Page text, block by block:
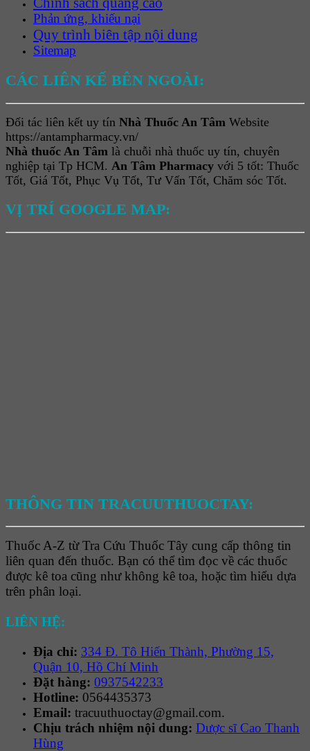
Phản ứng, khiếu nại
Quy trình biên tập nội dung
Sitemap
CÁC LIÊN KẾ BÊN NGOÀI:
Đối tác liên kết uy tín Nhà Thuốc An Tâm Website
https://antampharmacy.vn/
Nhà thuốc An Tâm là chuỗi nhà thuốc uy tín, chuyên
nghiệp tại Tp HCM. An Tâm Pharmacy với 5 tốt: Thuốc
Tốt, Giá Tốt, Phục Vụ Tốt, Tư Vấn Tốt, Chăm sóc Tốt.
VỊ TRÍ GOOGLE MAP:
THÔNG TIN TRACUUTHUOCTAY:
Thuốc A-Z từ Tra Cứu Thuốc Tây cung cấp thông tin
liên quan đến thuốc. Bạn có thể tìm đọc về các thuốc
được kê toa cũng như không kê toa, hoặc tìm hiểu dựa
trên phân loại.
LIÊN HỆ:
Địa chỉ: 334 Đ. Tô Hiến Thành, Phường 15,
Quận 10, Hồ Chí Minh
Đặt hàng: 0937542233
Hotline: 0564435373
Email: tracuuthuoctay@gmail.com.
Chịu trách nhiệm nội dung: Dược sĩ Cao Thanh
Hùng